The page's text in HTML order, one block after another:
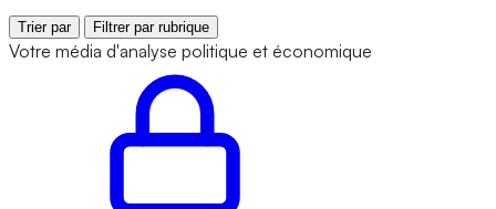
Trier par Filtrer par rubrique
Votre média d'analyse politique et économique